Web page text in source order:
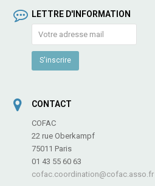
LETTRE D'INFORMATION
CONTACT
COFAC
22 rue Oberkampf
75011 Paris
01 43 55 60 63
cofac.coordination@cofac.asso.fr